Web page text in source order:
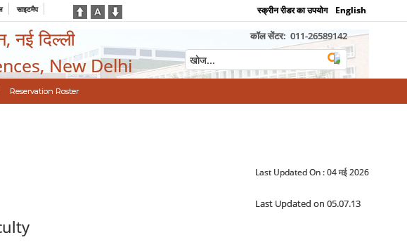
साइटमैप स्क्रीन रीडर का उपयोग English
नई दिल्ली
New Delhi
कॉल सेंटर: 011-26589142
Reservation Roster
Last Updated On :04 मई 2026
Last Updated on 05.07.13